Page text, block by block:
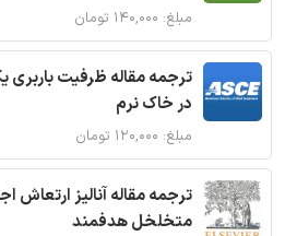
مبلغ: ۱۴۰,۰۰۰ تومان
ترجمه مقاله ظرفیت
در خاک نرم
مبلغ: ۱۲۰,۰۰۰ تومان
ترجمه مقاله آنالیز ارتعاش
متخلخل هدفمند